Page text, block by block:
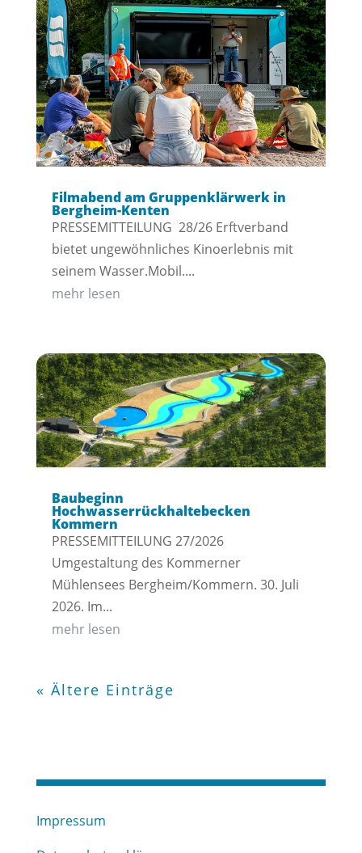
Filmabend am Gruppenklärwerk in
Bergheim-Kenten
PRESSEMITTEILUNG 28/26 Erftverband
bietet ungewöhnliches Kinoerlebnis mit
seinem Wasser.Mobil....
mehr lesen
Baubeginn
Hochwasserrückhaltebecken
Kommern
PRESSEMITTEILUNG 27/2026
Umgestaltung des Kommerner
Mühlensees Bergheim/Kommern. 30. Juli
2026. Im...
mehr lesen
« Ältere Einträge
Impressum